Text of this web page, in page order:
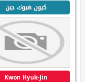
كيون هيوك جين
Kwon Hyuk-Jin